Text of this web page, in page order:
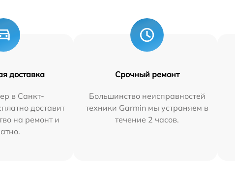
доставка
в Санкт-
доставит
на ремонт и
Срочный ремонт
Большинство неисправностей
техники Garmin мы устраняем в
течение 2 часов.